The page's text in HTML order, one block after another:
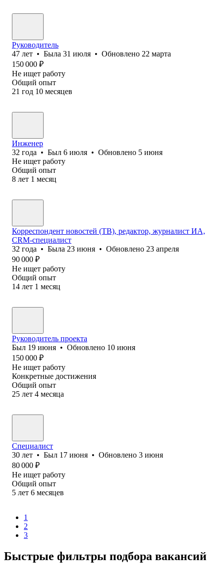
Руководитель
47 лет • Была 31 июля • Обновлено 22 марта
150 000 ₽
Не ищет работу
Общий опыт
21 год 10 месяцев
Инженер
32 года • Был 6 июля • Обновлено 5 июня
Не ищет работу
Общий опыт
8 лет 1 месяц
Корреспондент новостей (ТВ), редактор, журналист ИА,
CRM-специалист
32 года • Была 23 июня • Обновлено 23 апреля
90 000 ₽
Не ищет работу
Общий опыт
14 лет 1 месяц
Руководитель проекта
Был 19 июня • Обновлено 10 июня
150 000 ₽
Не ищет работу
Конкретные достижения
Общий опыт
25 лет 4 месяца
Специалист
30 лет • Был 17 июня • Обновлено 3 июня
80 000 ₽
Не ищет работу
Общий опыт
5 лет 6 месяцев
1
2
3
Быстрые фильтры подбора вакансий